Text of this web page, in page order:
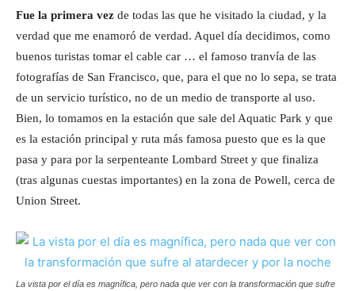
Fue la primera vez de todas las que he visitado la ciudad, y la
verdad que me enamoró de verdad. Aquel día decidimos, como
buenos turistas tomar el cable car … el famoso tranvía de las
fotografías de San Francisco, que, para el que no lo sepa, se trata
de un servicio turístico, no de un medio de transporte al uso.
Bien, lo tomamos en la estación que sale del Aquatic Park y que
es la estación principal y ruta más famosa puesto que es la que
pasa y para por la serpenteante Lombard Street y que finaliza
(tras algunas cuestas importantes) en la zona de Powell, cerca de
Union Street.
La vista por el día es magnífica, pero nada que ver con la transformación que sufre